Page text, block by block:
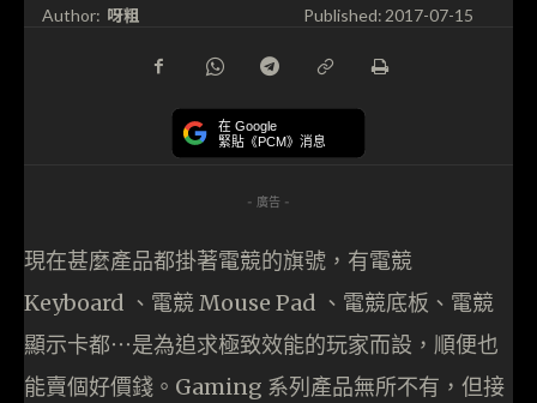
Author: 呀粗 Published:2017-07-15
在 Google
緊貼《PCM》消息
- 廣告 -
現在甚麼產品都掛著電競的旗號，有電競
Keyboard 、電競 Mouse Pad 、電競底板、電競
顯示卡都⋯是為追求極致效能的玩家而設，順便也
能賣個好價錢。Gaming 系列產品無所不有，但接